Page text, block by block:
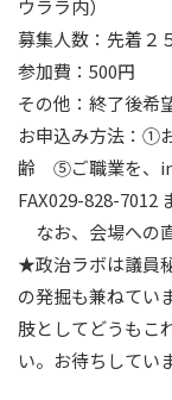
ウララ内）
募集人数：先着２
参加費：500円
その他：終了後希
お申込み方法
齢 ⑤ご職業を、
FAX029-828-7012
なお、会場への
★政治ラボは議員
の発掘も兼ねてい
肢としてどうもこ
い。お待ちしてい